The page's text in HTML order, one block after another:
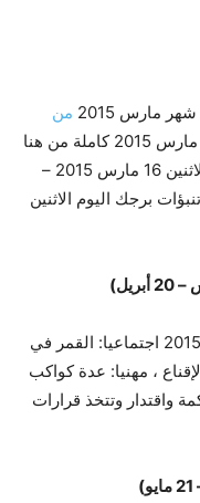
مارس 2015
من
، يمكنك معرفة توقعات الابراج لشهر مارس 2015 كاملة من هنا
اليكم الان توقعات الابراج و حظك اليوم الاثنين 16 مارس 2015 –
3/2015 توقعات , تنبؤات برجك اليوم الاثنين
حظك اليوم برج الحمل الاثنين 16 مارس 2015 اجتماعيا: القمر في
، مهنيا: عدة كواكب
واقتدار وتتخذ قرارات